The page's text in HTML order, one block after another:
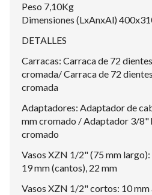
Peso 7,10Kg
Dimensiones (LxAnxAl)
DETALLES
Carracas: Carraca de 72
cromada/ Carraca de 72
cromada
Adaptadores: Adaptador de
mm cromado / Adaptador 3/8"
cromado
Vasos XZN 1/2" (75 mm largo):
19 mm (cantos), 22 mm
Vasos XZN 1/2" cortos: 10 mm